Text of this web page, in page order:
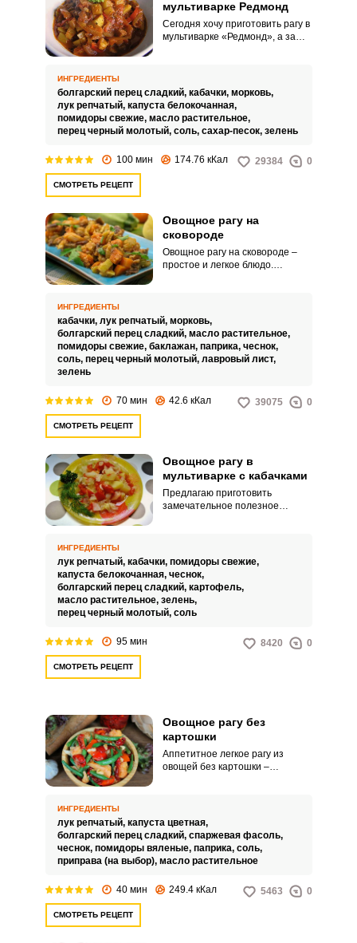
мультиварке Редмонд
Сегодня хочу приготовить рагу в
мультиварке «Редмонд», а за
меня она идеальная
помощница.
ИНГРЕДИЕНТЫ
болгарский перец сладкий, кабачки, морковь,
лук репчатый, капуста белокочанная,
помидоры свежие, масло растительное,
перец черный молотый, соль, сахар-песок, зелень
100 мин 174.76 кКал 29384 0
СМОТРЕТЬ РЕЦЕПТ
Овощное рагу на
сковороде
Овощное рагу на сковороде –
простое и легкое блюдо.
утолит голод.
ИНГРЕДИЕНТЫ
кабачки, лук репчатый, морковь,
болгарский перец сладкий, масло растительное,
помидоры свежие, баклажан, паприка, чеснок,
соль, перец черный молотый, лавровый лист,
зелень
70 мин 42.6 кКал 39075 0
СМОТРЕТЬ РЕЦЕПТ
Овощное рагу в
мультиварке с кабачками
Предлагаю приготовить
замечательное полезное
очень ароматным.
ИНГРЕДИЕНТЫ
лук репчатый, кабачки, помидоры свежие,
капуста белокочанная, чеснок,
болгарский перец сладкий, картофель,
масло растительное, зелень,
перец черный молотый, соль
95 мин 8420 0
СМОТРЕТЬ РЕЦЕПТ
Овощное рагу без
картошки
Аппетитное легкое рагу из
овощей без картошки –
самостоятельное блюдо или с
нежирным мясом, тогда можно
будет считать прием пищи
довольно диетическим.
ИНГРЕДИЕНТЫ
лук репчатый, капуста цветная,
болгарский перец сладкий, спаржевая фасоль,
чеснок, помидоры вяленые, паприка, соль,
приправа (на выбор), масло растительное
40 мин 249.4 кКал 5463 0
СМОТРЕТЬ РЕЦЕПТ